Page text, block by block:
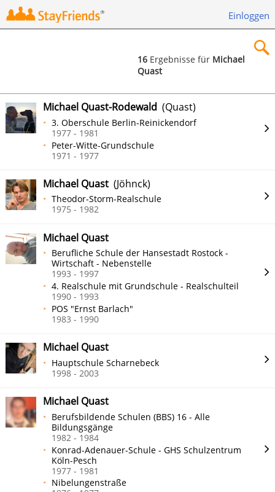
Einloggen
Suchen
16 Ergebnisse für Michael
Quast
Michael Quast-Rodewald (Quast)
3. Oberschule Berlin-Reinickendorf
1977 - 1981
Peter-Witte-Grundschule
1971 - 1977
Michael Quast (Jöhnck)
Theodor-Storm-Realschule
1975 - 1982
Michael Quast
Berufliche Schule der Hansestadt Rostock -
Wirtschaft - Nebenstelle
1993 - 1997
4. Realschule mit Grundschule - Realschulteil
1990 - 1993
POS "Ernst Barlach"
1983 - 1990
Michael Quast
Hauptschule Scharnebeck
1998 - 2003
Michael Quast
Berufsbildende Schulen (BBS) 16 - Alle
Bildungsgänge
1982 - 1984
Konrad-Adenauer-Schule - GHS Schulzentrum
Köln-Pesch
1977 - 1981
Nibelungenstraße